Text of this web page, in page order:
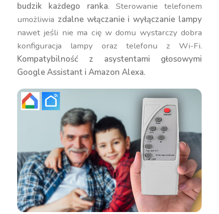
budzik każdego ranka. Sterowanie telefonem
umożliwia zdalne włączanie i wyłączanie lampy
nawet jeśli nie ma cię w domu wystarczy dobra
konfiguracja lampy oraz telefonu z Wi-Fi.
Kompatybilność z asystentami głosowymi
Google Assistant i Amazon Alexa.